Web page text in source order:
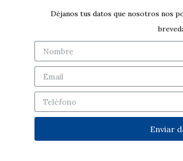
Déjanos tus datos que nosotros nos
Enviar